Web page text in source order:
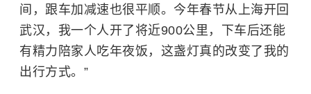
间，跟车加减速也很平顺。今年春节从上海开回
武汉，我一个人开了将近900公里，下车后还能
有精力陪家人吃年夜饭，这盏灯真的改变了我的
出行方式。”